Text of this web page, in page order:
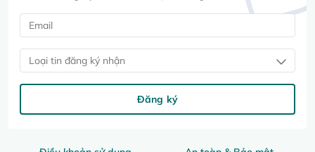
Loại tin đăng ký nhận
Đăng ký